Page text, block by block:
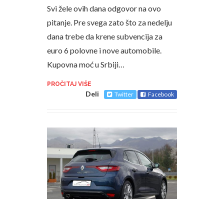
Svi žele ovih dana odgovor na ovo
pitanje. Pre svega zato što za nedelju
dana trebe da krene subvencija za
euro 6 polovne i nove automobile.
Kupovna moć u Srbiji…
PROČITAJ VIŠE
Deli Twitter Facebook